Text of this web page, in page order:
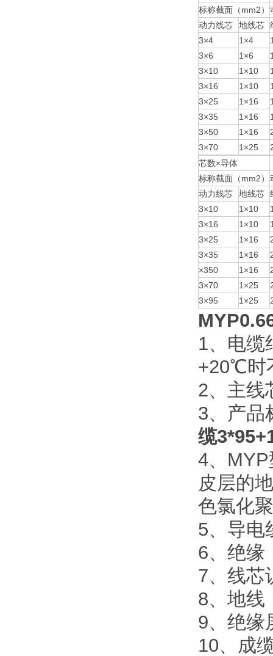
标称截面（mm2）
动力线芯
地线芯
3×4
1×4
3×6
1×6
3×10
1×10
3×16
1×10
3×25
1×16
3×35
1×16
3×50
1×16
3×70
1×25
芯数×导体
标称截面（mm2）
动力线芯
地线芯
3×10
1×10
3×16
1×10
3×25
1×16
3×35
1×16
×350
1×16
3×70
1×25
3×95
1×25
1、电缆
+20℃时
2、主线
3、产品
缆
4、
皮层的
色氯化
5、导电
6、绝缘
7、线芯
8、地线
9、绝缘
10、成